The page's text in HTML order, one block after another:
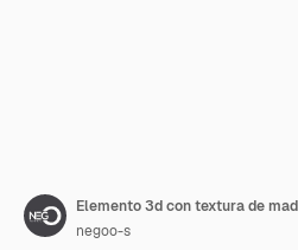
negoo-s